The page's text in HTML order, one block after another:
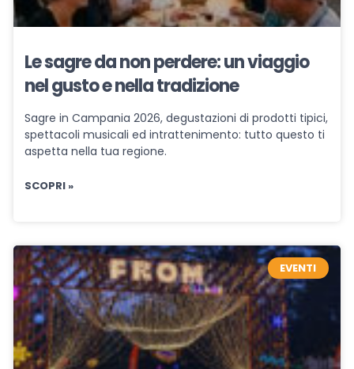
Le sagre da non perdere: un viaggio
nel gusto e nella tradizione
Sagre in Campania 2026, degustazioni di prodotti tipici,
spettacoli musicali ed intrattenimento: tutto questo ti
aspetta nella tua regione.
SCOPRI »
EVENTI